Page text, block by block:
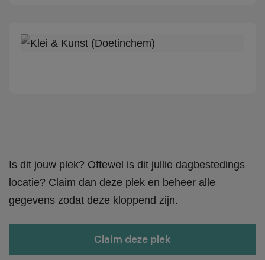
Is dit jouw plek? Oftewel is dit jullie dagbestedings
locatie? Claim dan deze plek en beheer alle
gegevens zodat deze kloppend zijn.
Claim deze plek